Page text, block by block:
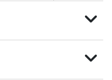
expand_more
expand_more